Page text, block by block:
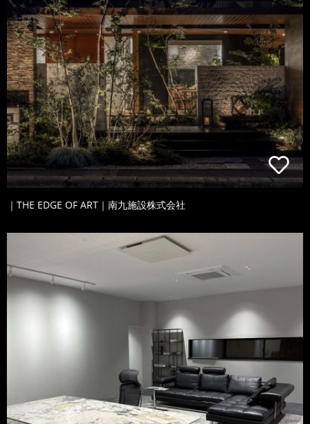
｜THE EDGE OF ART｜南九施設株式会社